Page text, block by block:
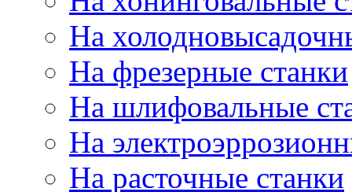
На
На фрезерные станки
На шлифовальные
На
На расточные станки